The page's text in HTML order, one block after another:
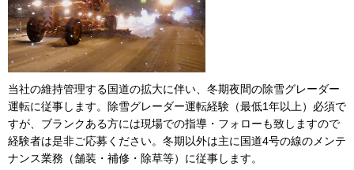
当社の維持管理する国道の拡大に伴い、冬期夜間の除雪グレーダー
運転に従事します。除雪グレーダー運転経験（最低1年以上）必須で
すが、ブランクある方には現場での指導・フォローも致しますので
経験者は是非ご応募ください。冬期以外は主に国道4号の線のメンテ
ナンス業務（舗装・補修・除草等）に従事します。